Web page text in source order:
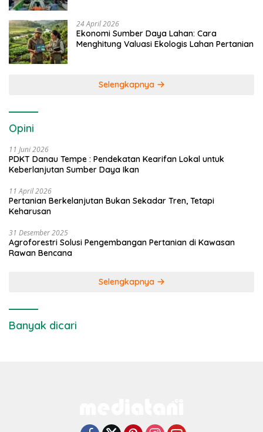
24 April 2026
Ekonomi Sumber Daya Lahan: Cara
Menghitung Valuasi Ekologis Lahan Pertanian
Selengkapnya
Opini
11 Juni 2026
PDKT Danau Tempe : Pendekatan Kearifan Lokal untuk
Keberlanjutan Sumber Daya Ikan
11 April 2026
Pertanian Berkelanjutan Bukan Sekadar Tren, Tetapi
Keharusan
31 Desember 2025
Agroforestri Solusi Pengembangan Pertanian di Kawasan
Rawan Bencana
Selengkapnya
Banyak dicari